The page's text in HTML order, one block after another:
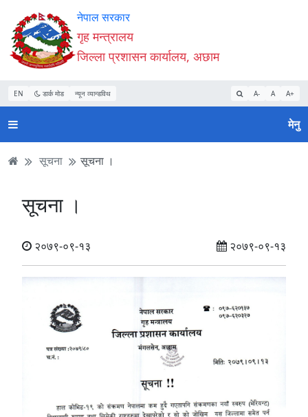
Accessibility
Mode
सुरु
गर्नुहोस्
सामाग्री
पढ्नुहाेस्
नेभिगेसन
पढ्नुहाेस्
वेबसाइट
खोजमा
जानुहोस्
नेपाल सरकार
गृह मन्त्रालय
जिल्ला प्रशासन कार्यालय, अछाम
EN डार्क मोड न्यून व्यान्डविथ A- A A+
मेनु
सूचना सूचना ।
सूचना ।
२०७९-०९-१३ २०७९-०९-१३